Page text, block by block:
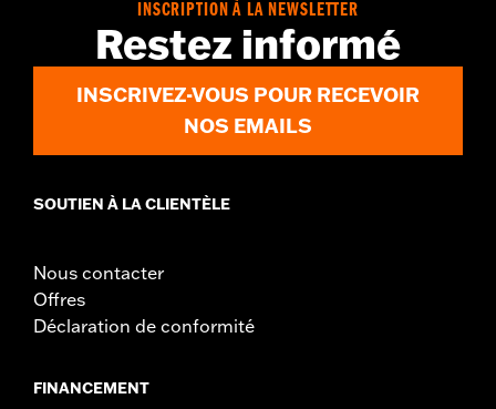
INSCRIPTION À LA NEWSLETTER
Restez informé
INSCRIVEZ-VOUS POUR RECEVOIR
NOS EMAILS
SOUTIEN À LA CLIENTÈLE
Nous contacter
Offres
Déclaration de conformité
FINANCEMENT